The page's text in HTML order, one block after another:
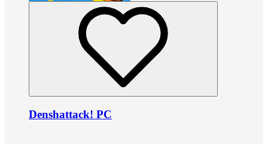
Denshattack! PC